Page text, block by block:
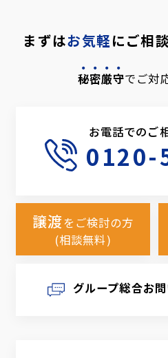
まずはお気軽にご相
秘密厳守でご対
お電話でのご
0120-
譲渡をご検討の方
(相談無料)
グループ総合お